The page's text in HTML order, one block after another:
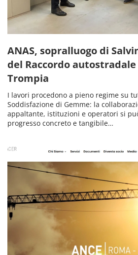
ANAS, sopralluogo di
del Raccordo autostradale
Trompia
I lavori procedono a pieno regime su
Soddisfazione di Gemme: la
appaltante, istituzioni e operatori si
progresso concreto e tangibile…